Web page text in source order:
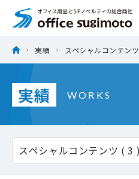
content
株式会社オフィススギモト
商品を探す
サービス
特集
ホーム
実績 スペシャルコンテンツ
実績 WORKS